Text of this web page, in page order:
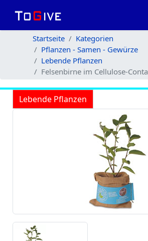
Startseite
Kategorien
Pflanzen - Samen - Gewürze
Lebende Pflanzen
Felsenbirne im Cellulose-
Lebende Pflanzen